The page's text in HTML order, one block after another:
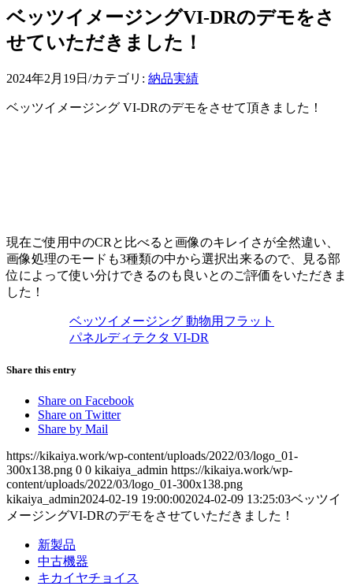
ベッツイメージングVI-DRのデモをさ
せていただきました！
2024年2月19日 /カテゴリ: 納品実績
ベッツイメージング VI-DRのデモをさせて頂きました！
現在ご使用中のCRと比べると画像のキレイさが全然違い、
画像処理のモードも3種類の中から選択出来るので、見る部
位によって使い分けできるのも良いとのご評価をいただきま
した！
ベッツイメージング 動物用フラット
パネルディテクタ VI-DR
Share this entry
Share on Facebook
Share on Twitter
Share by Mail
https://kikaiya.work/wp-content/uploads/2022/03/logo_01-
300x138.png 0 0 kikaiya_admin https://kikaiya.work/wp-
content/uploads/2022/03/logo_01-300x138.png
kikaiya_admin2024-02-19 19:00:002024-02-09 13:25:03ベッツイ
メージングVI-DRのデモをさせていただきました！
新製品
中古機器
キカイヤチョイス